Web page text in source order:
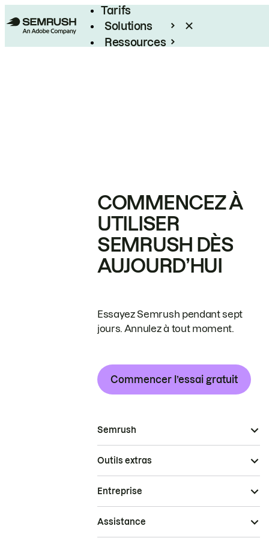
Tarifs
Solutions
Ressources
COMMENCEZ À
UTILISER
SEMRUSH DÈS
AUJOURD’HUI
Essayez Semrush pendant sept
jours. Annulez à tout moment.
Commencer l’essai gratuit
Semrush
Outils extras
Entreprise
Assistance